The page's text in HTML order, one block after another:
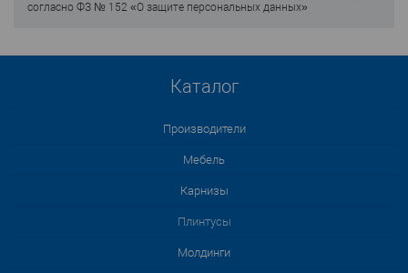
согласно ФЗ № 152 «О защите персональных данных»
Каталог
Производители
Мебель
Карнизы
Плинтусы
Молдинги